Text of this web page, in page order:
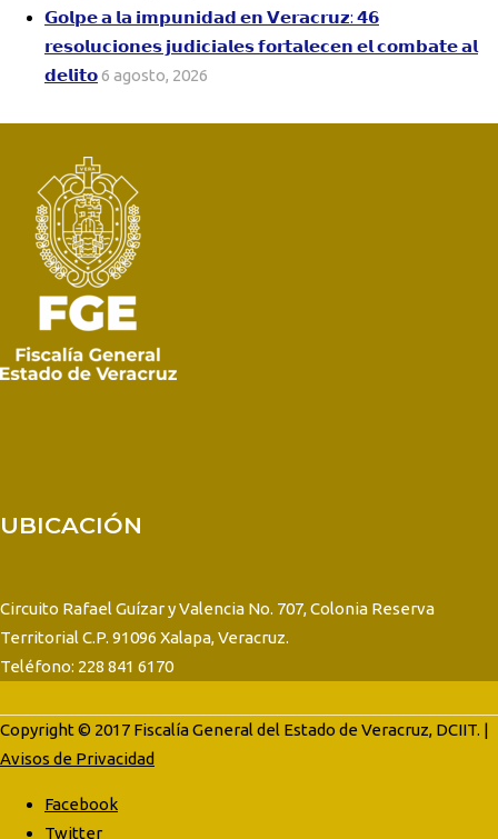
𝗚𝗼𝗹𝗽𝗲 𝗮 𝗹𝗮 𝗶𝗺𝗽𝘂𝗻𝗶𝗱𝗮𝗱 𝗲𝗻 𝗩𝗲𝗿𝗮𝗰𝗿𝘂𝘇: 𝟰𝟲
𝗿𝗲𝘀𝗼𝗹𝘂𝗰𝗶𝗼𝗻𝗲𝘀 𝗷𝘂𝗱𝗶𝗰𝗶𝗮𝗹𝗲𝘀 𝗳𝗼𝗿𝘁𝗮𝗹𝗲𝗰𝗲𝗻 𝗲𝗹 𝗰𝗼𝗺𝗯𝗮𝘁𝗲 𝗮𝗹
𝗱𝗲𝗹𝗶𝘁𝗼6 agosto, 2026
UBICACIÓN
Circuito Rafael Guízar y Valencia No. 707, Colonia Reserva
Territorial C.P. 91096 Xalapa, Veracruz.
Teléfono: 228 841 6170
Copyright © 2017 Fiscalía General del Estado de Veracruz, DCIIT. |
Avisos de Privacidad
Facebook
Twitter